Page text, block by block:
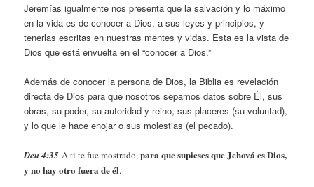
Jeremías igualmente nos presenta que la salvación y lo máximo
en la vida es de conocer a Dios, a sus leyes y principios, y
tenerlas escritas en nuestras mentes y vidas. Esta es la vista de
Dios que está envuelta en el “conocer a Dios.”
Además de conocer la persona de Dios, la Biblia es revelación
directa de Dios para que nosotros sepamos datos sobre Él, sus
obras, su poder, su autoridad y reino, sus placeres (su voluntad),
y lo que le hace enojar o sus molestias (el pecado).
Deu 4:35A ti te fue mostrado,para que supieses que Jehová es Dios,
y no hay otro fuera de él.